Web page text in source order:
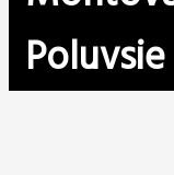
Poluvsie